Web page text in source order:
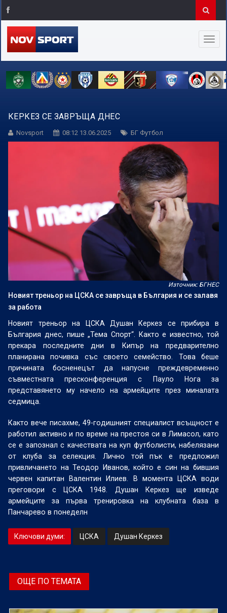
КЕРКЕЗ СЕ ЗАВРЪЩА ДНЕС
Novsport 08:12 13.06.2025 БГ Футбол
Източник: БГНЕС
Новият треньор на ЦСКА се завръща в България и се залавя
за работа
Новият треньор на ЦСКА Душан Керкез се прибира в
България днес, пише „Тема Спорт“. Както е известно, той
прекара последните дни в Кипър на предварително
планирана почивка със своето семейство. Това беше
причината босненецът да напусне преждевременно
съвместната пресконференция с Пауло Нога за
представянето му начело на армейците през миналата
седмица.
Както вече писахме, 49-годишният специалист всъщност е
работил активно и по време на престоя си в Лимасол, като
се е запознал с качествата на куп футболисти, набелязани
от клуба за селекция. Лично той пък е предложил
привличането на Теодор Иванов, който е син на бившия
червен капитан Валентин Илиев. В момента ЦСКА води
преговори с ЦСКА 1948. Душан Керкез ще изведе
армейците за първа тренировка на клубната база в
Панчарево в понеделн
Ключови думи: ЦСКА Душан Керкез
ОЩЕ ПО ТЕМАТА